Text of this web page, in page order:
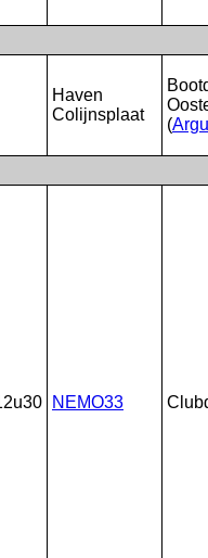
Haven
Colijnsplaat
(
NEMO33